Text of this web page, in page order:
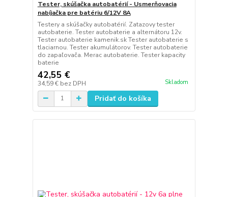
Tester, skúšačka autobatérií - Usmerňovacia
nabíjačka pre batériu 6/12V 8A
Testery a skúšačky autobatérií. Zatazovy tester
autobaterie. Tester autobaterie a alternátoru 12v.
Tester autobaterie kamenik.sk Tester autobaterie s
tlaciarnou. Tester akumulátorov. Tester autobaterie
do zapaľovača. Merac autobaterie. Tester kapacity
baterie
42,55 €
34,59 € bez DPH Skladom
Pridať do košíka